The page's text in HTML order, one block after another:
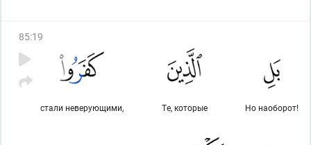
85:19
Но наоборот!
Те, которые
стали неверующими,